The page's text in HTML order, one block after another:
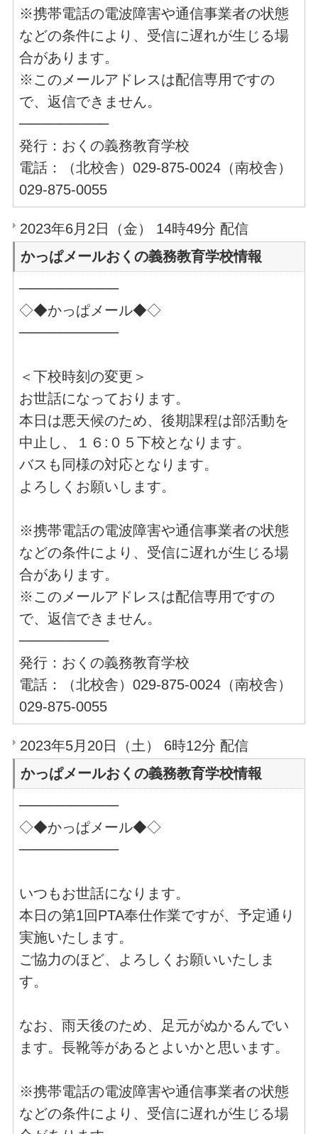
※携帯電話の電波障害や通信事業者の状態
などの条件により、受信に遅れが生じる場
合があります。
※このメールアドレスは配信専用ですの
で、返信できません。
─────────
発行：おくの義務教育学校
電話：（北校舎）029-875-0024（南校舎）
029-875-0055
2023年6月2日（金） 14時49分 配信
かっぱメールおくの義務教育学校情報
──────────
◇◆かっぱメール◆◇
──────────
＜下校時刻の変更＞
お世話になっております。
本日は悪天候のため、後期課程は部活動を
中止し、１６:０５下校となります。
バスも同様の対応となります。
よろしくお願いします。
※携帯電話の電波障害や通信事業者の状態
などの条件により、受信に遅れが生じる場
合があります。
※このメールアドレスは配信専用ですの
で、返信できません。
─────────
発行：おくの義務教育学校
電話：（北校舎）029-875-0024（南校舎）
029-875-0055
2023年5月20日（土） 6時12分 配信
かっぱメールおくの義務教育学校情報
──────────
◇◆かっぱメール◆◇
──────────
いつもお世話になります。
本日の第1回PTA奉仕作業ですが、予定通り
実施いたします。
ご協力のほど、よろしくお願いいたしま
す。
なお、雨天後のため、足元がぬかるんでい
ます。長靴等があるとよいかと思います。
※携帯電話の電波障害や通信事業者の状態
などの条件により、受信に遅れが生じる場